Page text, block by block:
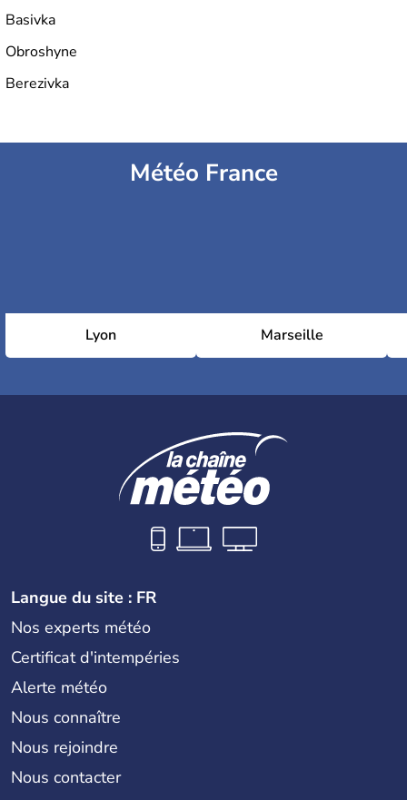
Basivka
Obroshyne
Berezivka
Météo France
Lyon Marseille
Langue du site : FR
Nos experts météo
Certificat d'intempéries
Alerte météo
Nous connaître
Nous rejoindre
Nous contacter